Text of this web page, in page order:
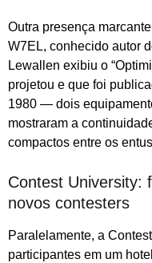
Outra presença
W7EL, conhecido autor
Lewallen exibiu o
projetou e que foi
1980 — dois
mostraram a
compactos entre os
Contest University:
novos contesters
Paralelamente, a
participantes em um